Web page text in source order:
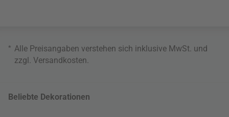
* Alle Preisangaben verstehen sich inklusive MwSt. und
zzgl. Versandkosten
Beliebte Dekorationen